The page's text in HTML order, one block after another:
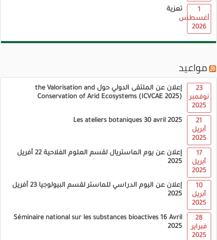
تعزية
1
أغسطس
2026
مواعيد
إعلان عن الملتقى الدولي حول the Valorisation and
Conservation of Arid Ecosystems (ICVCAE 2025)
23
نوفمبر
2025
Les ateliers botaniques 30 avril 2025
21
أبريل
2025
إعلان عن يوم الماستريال لقسم العلوم الفلاحية 22 أفريل
2025
17
أبريل
2025
إعلان عن اليوم الدراسي للماستر لقسم البيولوجيا 23 أفريل
2025
10
أبريل
2025
Séminaire national sur les substances bioactives 16 Avril
2025
28
فبراير
2025